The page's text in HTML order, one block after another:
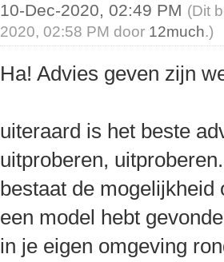
10-Dec-2020, 02:49 PM (Dit
2020, 02:58 PM door 12much.)
Ha! Advies geven zijn
uiteraard is het beste
uitproberen,
bestaat de
een model hebt
in je eigen omgeving